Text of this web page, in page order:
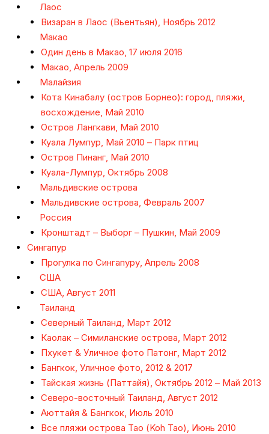
Лаос
Визаран в Лаос (Вьентьян), Ноябрь 2012
Макао
Один день в Макао, 17 июля 2016
Макао, Апрель 2009
Малайзия
Кота Кинабалу (остров Борнео): город, пляжи,
восхождение, Май 2010
Остров Лангкави, Май 2010
Куала Лумпур, Май 2010 – Парк птиц
Остров Пинанг, Май 2010
Куала-Лумпур, Октябрь 2008
Мальдивские острова
Мальдивские острова, Февраль 2007
Россия
Кронштадт – Выборг – Пушкин, Май 2009
Сингапур
Прогулка по Сингапуру, Апрель 2008
США
США, Август 2011
Таиланд
Северный Таиланд, Март 2012
Каолак – Симиланские острова, Март 2012
Пхукет & Уличное фото Патонг, Март 2012
Бангкок, Уличное фото, 2012 & 2017
Тайская жизнь (Паттайя), Октябрь 2012 – Май 2013
Северо-восточный Таиланд, Август 2012
Аюттайя & Бангкок, Июль 2010
Все пляжи острова Тао (Koh Tao), Июнь 2010